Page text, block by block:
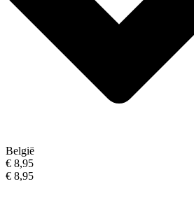
België
€ 8,95
€ 8,95